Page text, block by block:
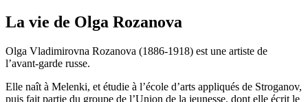
La vie de Olga Rozanova
Olga Vladimirovna Rozanova (1886-1918) est une artiste de
l’avant-garde russe.
Elle naît à Melenki, et étudie à l’école d’arts appliqués de Stroganov,
puis fait partie du groupe de l’Union de la jeunesse, dont elle écrit le